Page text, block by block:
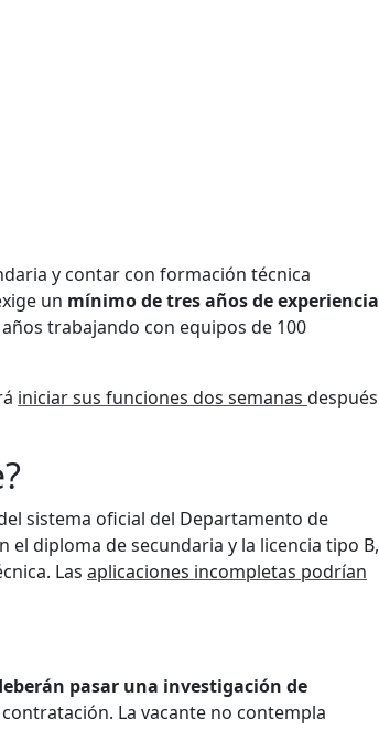
y contar con formación técnica
un mínimo de tres años de experiencia
trabajando con equipos de 100
iniciar sus funciones dos semanas después
sistema oficial del Departamento de
el diploma de secundaria y la licencia tipo B,
Las aplicaciones incompletas podrían
pasar una investigación de
La vacante no contempla